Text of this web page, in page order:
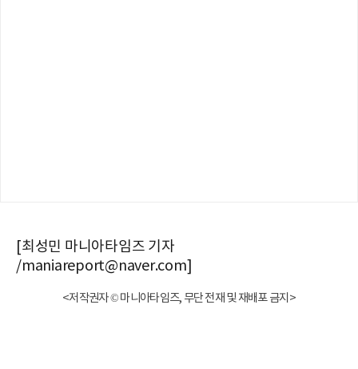
[최성민 마니아타임즈 기자
/maniareport@naver.com]
<저작권자 © 마니아타임즈, 무단 전재 및 재배포 금지>